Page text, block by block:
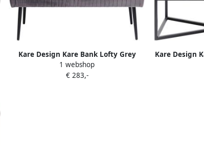
Kare Design Kare Bank Lofty Grey
Black
1 webshop
€ 283,-
Kare Design